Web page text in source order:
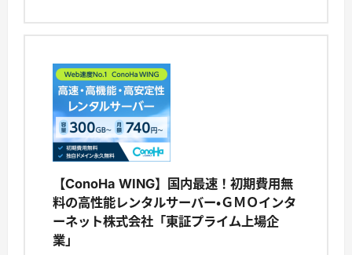
【ConoHa WING】国内最速！初期費用無
料の高性能レンタルサーバー・ＧＭＯインタ
ーネット株式会社「東証プライム上場企
業」